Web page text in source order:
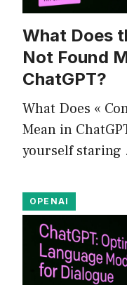
What Does
Not Found
ChatGPT?
What Does «
Mean in
yourself staring
OPENAI